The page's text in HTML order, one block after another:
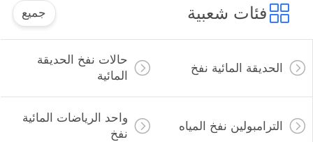
فئات شعبية جميع
الحديقة المائية نفخ
حالات نفخ الحديقة
المائية
الترامبولين نفخ المياه
واحد الرياضات المائية
نفخ